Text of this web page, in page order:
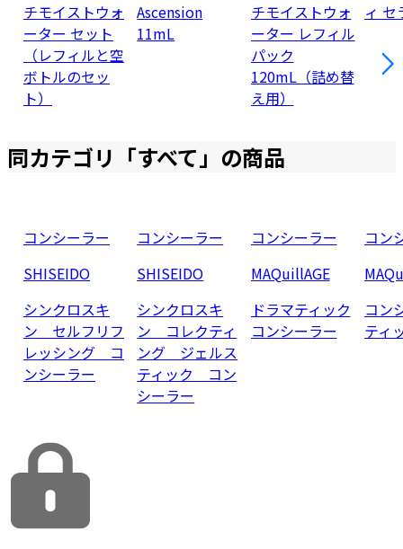
チモイストウォ
ーター セット
（レフィルと空
ボトルのセッ
ト）
Ascension
11mL
チモイストウォ
ーター レフィル
パック
120mL（詰め替
え用）
ィ セ
同カテゴリ「すべて」の商品
コンシーラー
SHISEIDO
シンクロスキ
ン セルフリフ
レッシング コ
ンシーラー
コンシーラー
SHISEIDO
シンクロスキ
ン コレクティ
ング ジェルス
ティック コン
シーラー
コンシーラー
MAQuillAGE
ドラマティック
コンシーラー
コン
コン
ティ